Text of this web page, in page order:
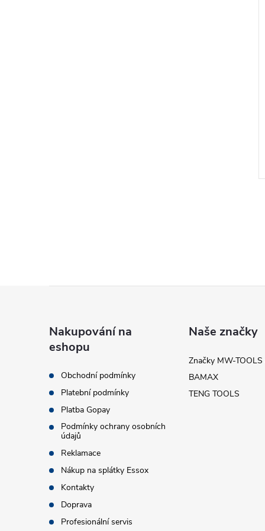
Nakupování na
eshopu
Obchodní podmínky
Platební podmínky
Platba Gopay
Podmínky ochrany osobních
údajů
Reklamace
Nákup na splátky Essox
Kontakty
Doprava
Profesionální servis
Naše značky
Značky MW-TOOLS
BAMAX
TENG TOOLS